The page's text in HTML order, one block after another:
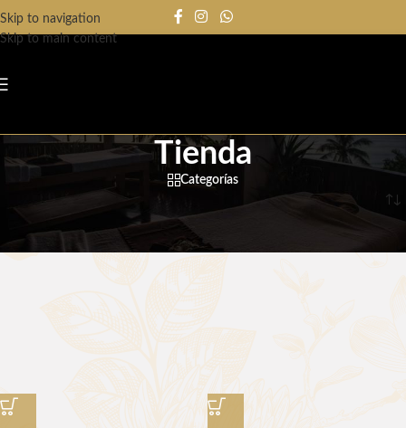
Skip to navigation
Skip to main content
Tienda
Categorías
Tienda